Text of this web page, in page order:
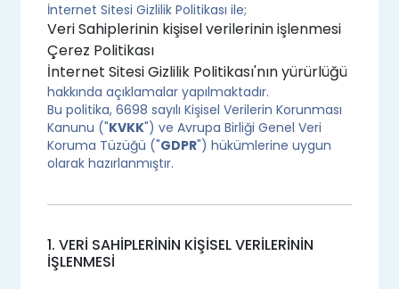
İnternet Sitesi Gizlilik Politikası ile;
Veri Sahiplerinin kişisel verilerinin işlenmesi
Çerez Politikası
İnternet Sitesi Gizlilik Politikası'nın yürürlüğü
hakkında açıklamalar yapılmaktadır.
Bu politika, 6698 sayılı Kişisel Verilerin Korunması
Kanunu ("KVKK") ve Avrupa Birliği Genel Veri
Koruma Tüzüğü ("GDPR") hükümlerine uygun
olarak hazırlanmıştır.
1. VERİ SAHİPLERİNİN KİŞİSEL VERİLERİNİN
İŞLENMESİ